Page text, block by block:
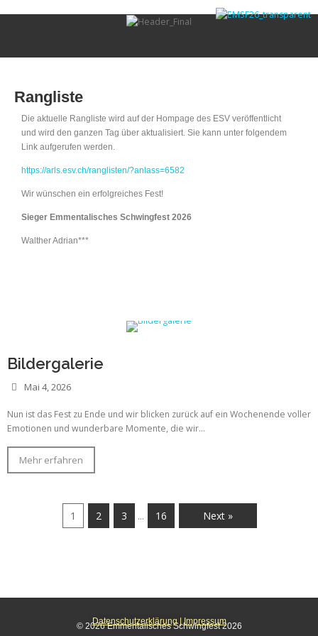
Rangliste
Die aktuelle Rangliste wird auf der Hompage des ESV veröffentlicht
und wird den ganzen Tag über aktualisiert. Sie kann unter folgendem
Link aufgerufen werden.
https://arls.esv.ch/ranglisten/?anlass=6582
Wir wünschen ein erfolgreiches Fest!
Sieger Emmentalisches Schwingfest 2026
Walther Adrian***
Bildergalerie
Mai 4, 2026
Nun ist das Fest zu Ende und wir blicken zurück auf ein Wochenende voller
Emotionen und wunderbare Momente, die wir...
Mehr erfahren
1 2 3 … 16 Next »
© 2026 Emmentalisches Schwingfest 2026
Datenschutzerklärung|Impressum